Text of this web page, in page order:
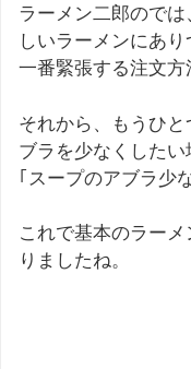
ラーメン二郎ので
しいラーメンにあ
一番緊張する注文方
それから、もうひ
ブラを少なくした
｢スープのアブラ少
これで基本のラー
りましたね。